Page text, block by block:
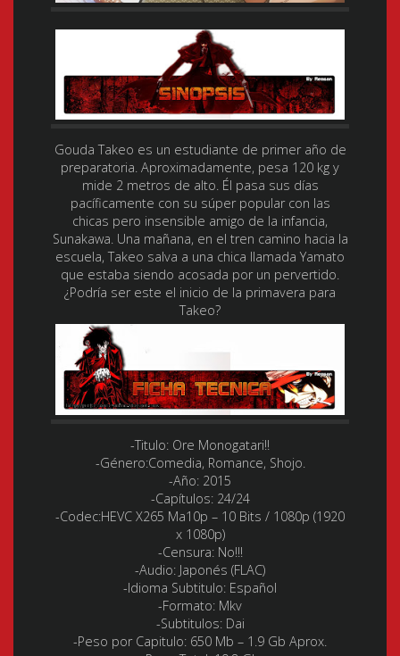
Gouda Takeo es un estudiante de primer año de
preparatoria. Aproximadamente, pesa 120 kg y
mide 2 metros de alto. Él pasa sus días
pacíficamente con su súper popular con las
chicas pero insensible amigo de la infancia,
Sunakawa. Una mañana, en el tren camino hacia la
escuela, Takeo salva a una chica llamada Yamato
que estaba siendo acosada por un pervertido.
¿Podría ser este el inicio de la primavera para
Takeo?
-Titulo: Ore Monogatari!!
-Género:Comedia, Romance, Shojo.
-Año: 2015
-Capítulos: 24/24
-Codec:HEVC X265 Ma10p – 10 Bits / 1080p (1920
x 1080p)
-Censura: No!!!
-Audio: Japonés (FLAC)
-Idioma Subtitulo: Español
-Formato: Mkv
-Subtitulos: Dai
-Peso por Capitulo: 650 Mb – 1.9 Gb Aprox.